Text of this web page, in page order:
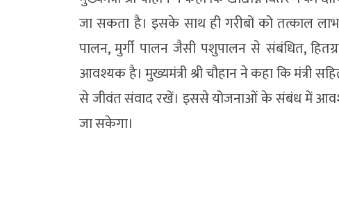
जा सकता है। इसके साथ ही गरीबों को तत्काल
पालन, मुर्गी पालन जैसी पशुपालन से संबंधित,
आवश्यक है। मुख्यमंत्री श्री चौहान ने कहा कि मंत्री
से जीवंत संवाद रखें। इससे योजनाओं के संबंध में
जा सकेगा।